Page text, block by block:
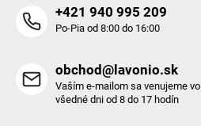
+421 940 995 209
Po-Pia od 8:00 do 16:00
obchod@lavonio.sk
Vaším e-mailom sa venujeme vo
všedné dni od 8 do 17 hodín